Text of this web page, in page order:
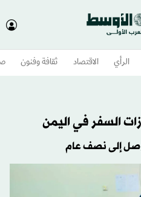
الرأي الاقتصاد ثقافة وفنون
السفر في اليمن
وصل إلى نصف عام